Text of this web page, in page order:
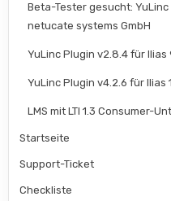
Beta-Tester gesucht: YuLinc
netucate systems GmbH
YuLinc Plugin v2.8.4 für Ilias
YuLinc Plugin v4.2.6 für Ilias
LMS mit LTI 1.3 Consumer-
Startseite
Support-Ticket
Checkliste